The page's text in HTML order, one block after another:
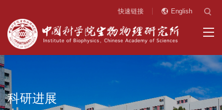
快速链接 English
科研进展